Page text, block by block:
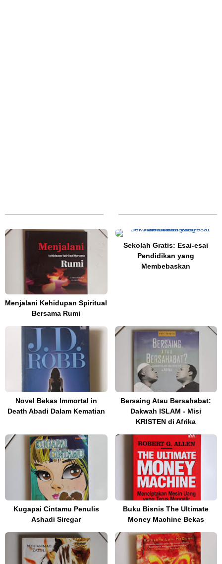
Menjalani Kehidupan Spiritual
Bersama Rumi
Sekolah Gratis: Esai-esai
Pendidikan yang
Membebaskan
Novel Bekas Immortal in
Death Abadi Dalam Kematian
Bersaing Atau Bersahabat:
Dakwah ISLAM - Misi
KRISTEN di Afrika
Kugapai Cintamu Penulis
Ashadi Siregar
Buku Bisnis The Ultimate
Money Machine Bekas